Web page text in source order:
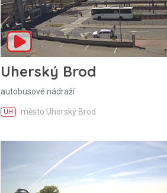
Uherský Brod
autobusové nádraží
UH město Uherský Brod